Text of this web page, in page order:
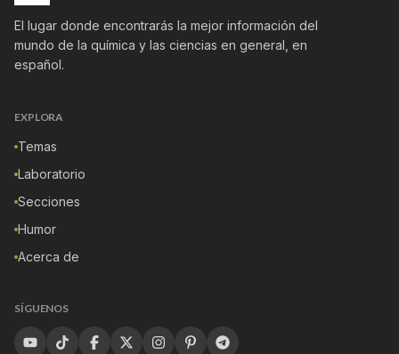
El lugar donde encontrarás la mejor información del
mundo de la química y las ciencias en general, en
español.
EXPLORA
Temas
Laboratorio
Secciones
Humor
Acerca de
SÍGUENOS